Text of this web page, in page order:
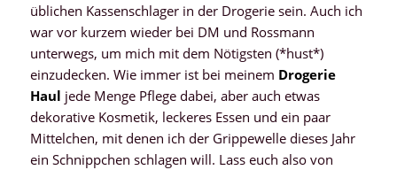
üblichen Kassenschlager in der Drogerie sein. Auch ich
war vor kurzem wieder bei DM und Rossmann
unterwegs, um mich mit dem Nötigsten (*hust*)
einzudecken. Wie immer ist bei meinem Drogerie
Haul jede Menge Pflege dabei, aber auch etwas
dekorative Kosmetik, leckeres Essen und ein paar
Mittelchen, mit denen ich der Grippewelle dieses Jahr
ein Schnippchen schlagen will. Lass euch also von